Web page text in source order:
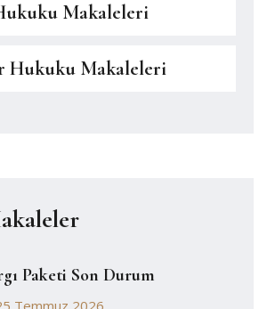
Makaleleri
Hukuku Makaleleri
Paketi Son Durum
Temmuz 2026